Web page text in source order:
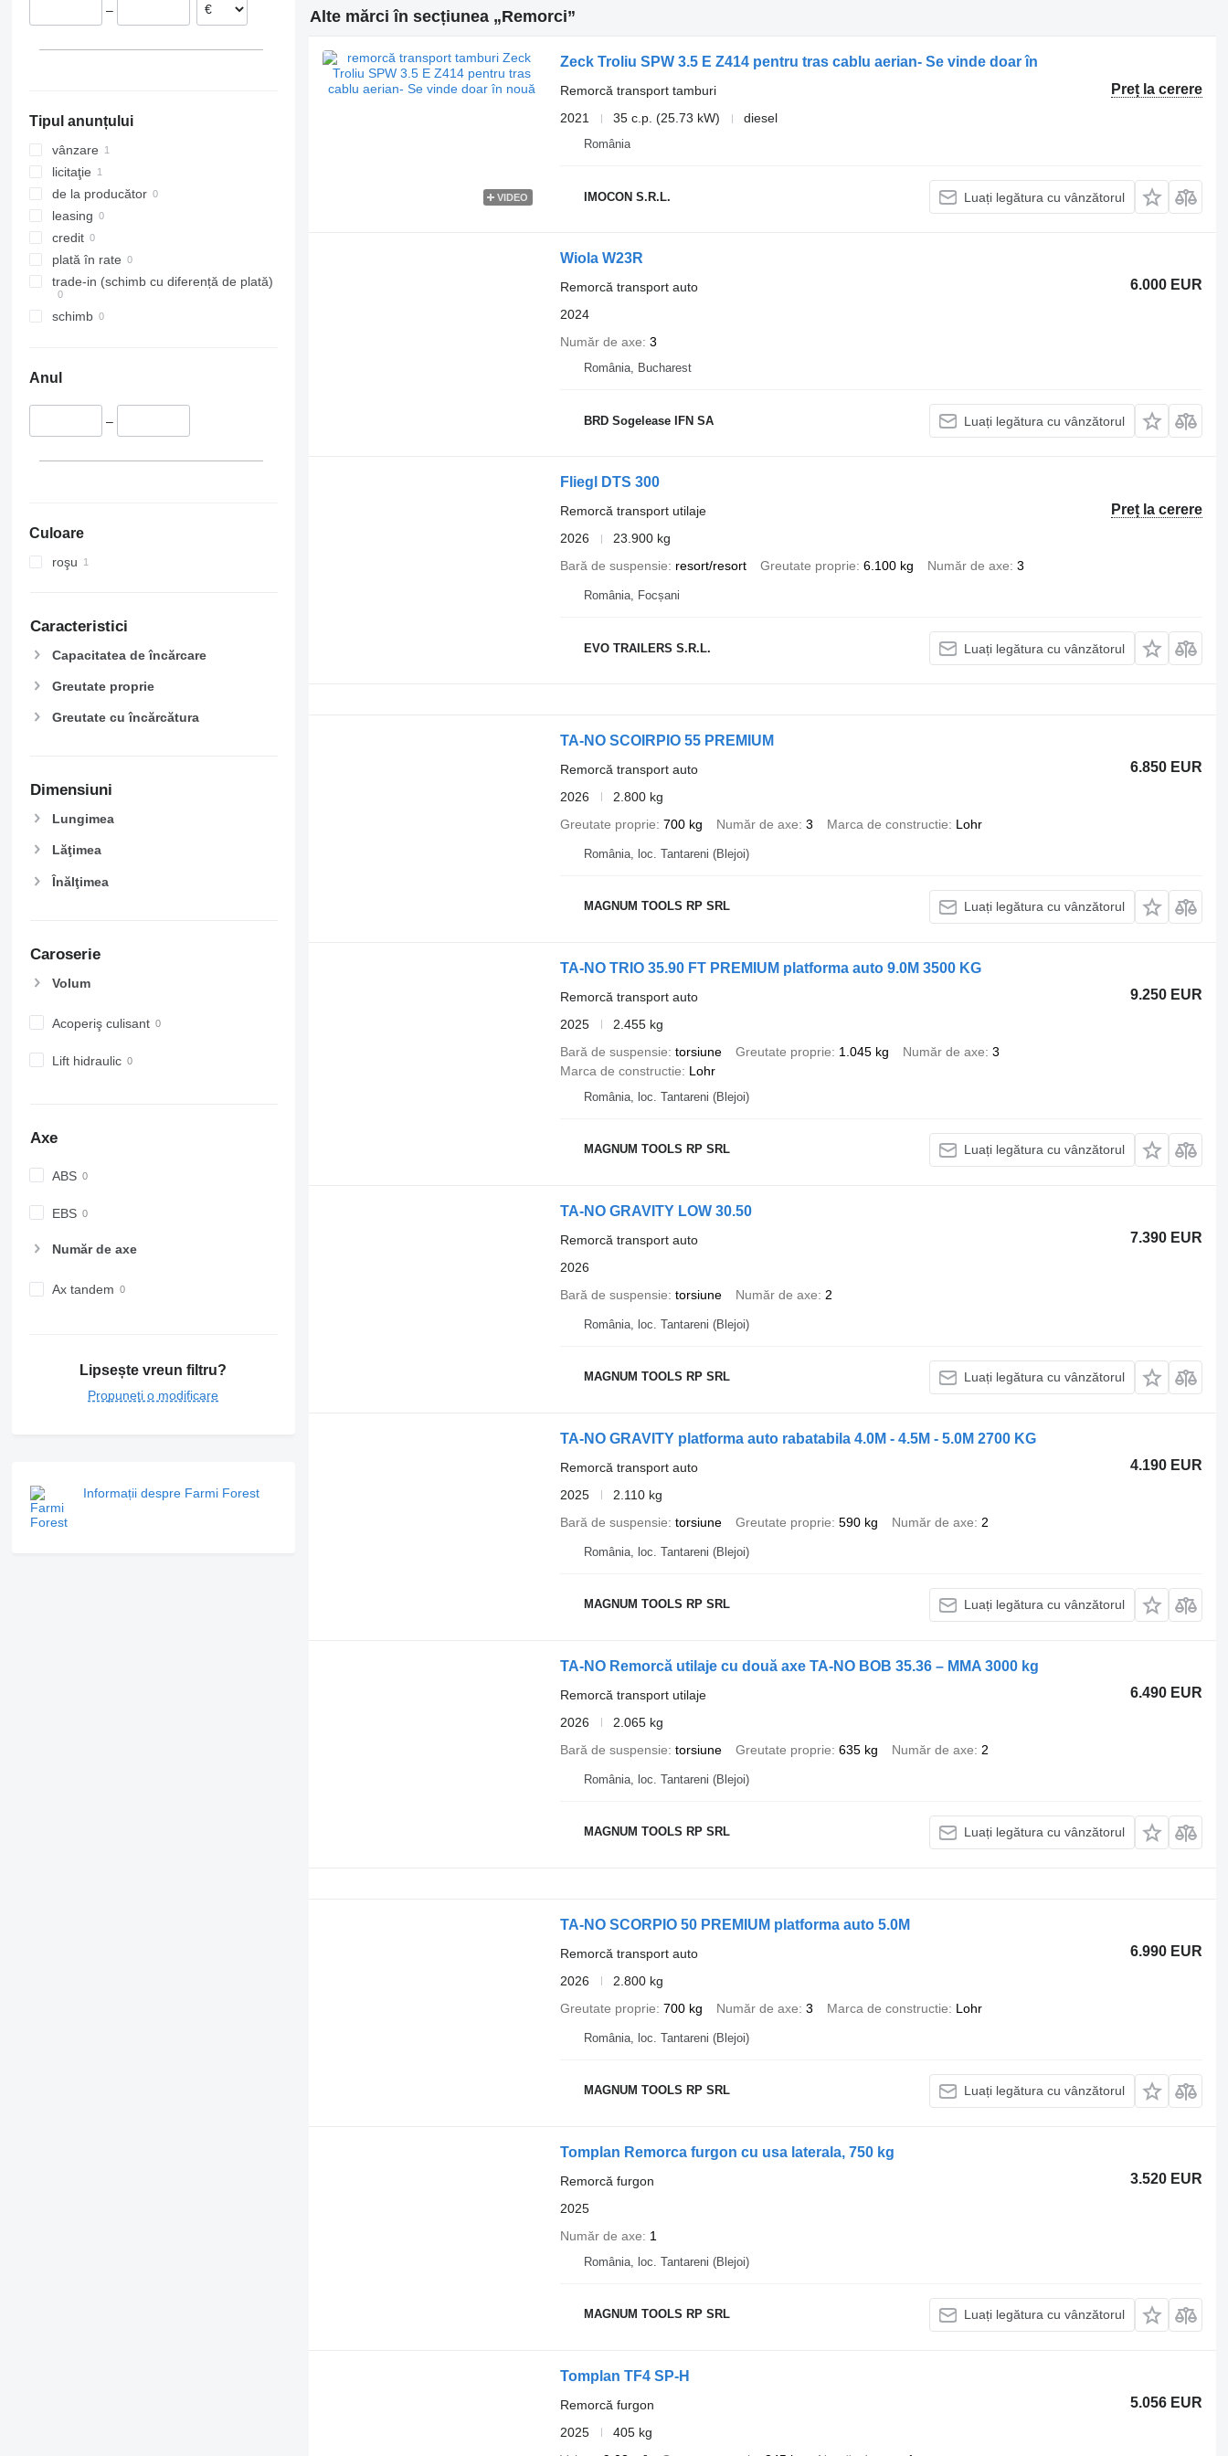
–
Tipul anunțului
vânzare
licitaţie
de la producător
leasing
credit
plată în rate
trade-in (schimb cu diferență de plată)
schimb
Anul
–
Culoare
roşu
Caracteristici
Capacitatea de încărcare
Greutate proprie
Greutate cu încărcătura
Dimensiuni
Lungimea
Lăţimea
Înălţimea
Caroserie
Volum
Acoperiş culisant
Lift hidraulic
Axe
ABS
EBS
Număr de axe
Ax tandem
Lipsește vreun filtru?
Propuneți o modificare
Informații despre Farmi Forest
Alte mărci în secțiunea „Remorci”
VIDEO
Zeck Troliu SPW 3.5 E Z414 pentru tras cablu aerian- Se vinde doar în
Preț la cerere
Remorcă transport tamburi
2021
35 c.p. (25.73 kW) diesel
România
IMOCON S.R.L. Luați legătura cu vânzătorul
Wiola W23R
6.000 EUR
Remorcă transport auto
2024
Număr de axe 3
România, Bucharest
BRD Sogelease IFN SA Luați legătura cu vânzătorul
Fliegl DTS 300
Preț la cerere
Remorcă transport utilaje
2026
23.900 kg
Bară de suspensie
resort/resort Greutate proprie 6.100 kg Număr de axe 3
România, Focșani
EVO TRAILERS S.R.L. Luați legătura cu vânzătorul
TA-NO SCOIRPIO 55 PREMIUM
6.850 EUR
Remorcă transport auto
2026
2.800 kg
Greutate proprie 700 kg Număr de axe 3 Marca de constructie Lohr
România, loc. Tantareni (Blejoi)
MAGNUM TOOLS RP SRL Luați legătura cu vânzătorul
TA-NO TRIO 35.90 FT PREMIUM platforma auto 9.0M 3500 KG
9.250 EUR
Remorcă transport auto
2025
2.455 kg
Bară de suspensie torsiune Greutate proprie 1.045 kg Număr de axe 3
Marca de constructie
Lohr
România, loc. Tantareni (Blejoi)
MAGNUM TOOLS RP SRL Luați legătura cu vânzătorul
TA-NO GRAVITY LOW 30.50
7.390 EUR
Remorcă transport auto
2026
Bară de suspensie torsiune Număr de axe 2
România, loc. Tantareni (Blejoi)
MAGNUM TOOLS RP SRL Luați legătura cu vânzătorul
TA-NO GRAVITY platforma auto rabatabila 4.0M - 4.5M - 5.0M 2700 KG
4.190 EUR
Remorcă transport auto
2025
2.110 kg
Bară de suspensie torsiune Greutate proprie 590 kg Număr de axe 2
România, loc. Tantareni (Blejoi)
MAGNUM TOOLS RP SRL Luați legătura cu vânzătorul
TA-NO Remorcă utilaje cu două axe TA-NO BOB 35.36 – MMA 3000 kg
6.490 EUR
Remorcă transport utilaje
2026
2.065 kg
Bară de suspensie torsiune Greutate proprie 635 kg Număr de axe 2
România, loc. Tantareni (Blejoi)
MAGNUM TOOLS RP SRL Luați legătura cu vânzătorul
TA-NO SCORPIO 50 PREMIUM platforma auto 5.0M
6.990 EUR
Remorcă transport auto
2026
2.800 kg
Greutate proprie 700 kg Număr de axe 3 Marca de constructie Lohr
România, loc. Tantareni (Blejoi)
MAGNUM TOOLS RP SRL Luați legătura cu vânzătorul
Tomplan Remorca furgon cu usa laterala, 750 kg
3.520 EUR
Remorcă furgon
2025
Număr de axe
1
România, loc. Tantareni (Blejoi)
MAGNUM TOOLS RP SRL Luați legătura cu vânzătorul
Tomplan TF4 SP-H
5.056 EUR
Remorcă furgon
2025
405 kg